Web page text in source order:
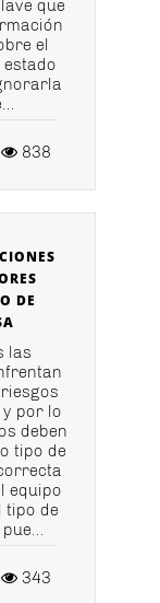
que
el
estado
838
DE
las
y por lo
deben
tipo de
equipo
tipo de
343